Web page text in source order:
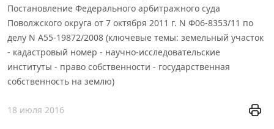
Постановление Федерального арбитражного суда
Поволжского округа от 7 октября 2011 г. N Ф06-8353/11 по
делу N А55-19872/2008 (ключевые темы: земельный участок
- кадастровый номер - научно-исследовательские
институты - право собственности - государственная
собственность на землю)
18 июля 2016